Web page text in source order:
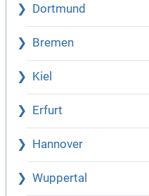
Dortmund
Bremen
Kiel
Erfurt
Hannover
Wuppertal